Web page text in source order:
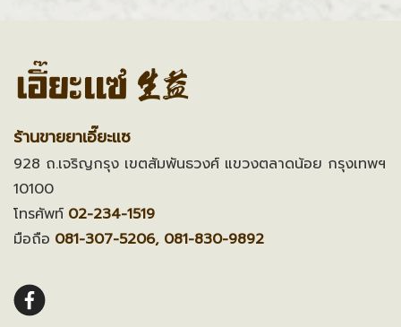
ร้านขายยาเอี๊ยะแซ
928 ถ.เจริญกรุง เขตสัมพันธวงศ์ แขวงตลาดน้อย กรุงเทพฯ
10100
โทรศัพท์ 02-234-1519
มือถือ 081-307-5206, 081-830-9892